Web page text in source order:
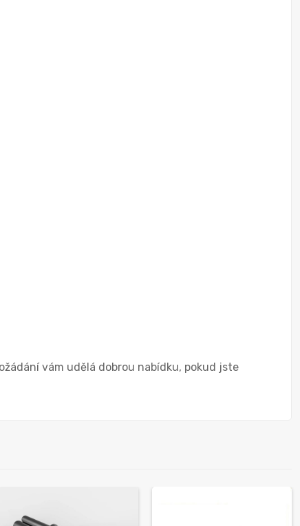
vám udělá dobrou nabídku, pokud jste